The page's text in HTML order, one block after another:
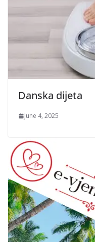
Danska dijeta
June 4, 2025